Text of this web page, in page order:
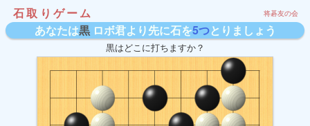
石取りゲーム 将碁友の会
あなたは黒ロボ君より先に石を5つとりましょう
黒はどこに打ちますか？